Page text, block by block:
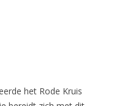
het Rode Kruis